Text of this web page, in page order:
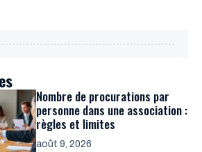
Nombre de procurations par
personne dans une association :
règles et limites
août 9, 2026